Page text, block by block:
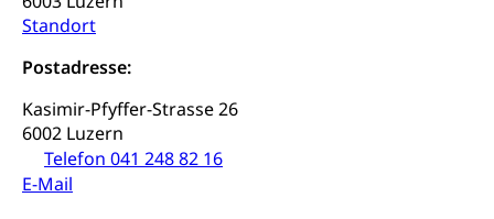
Standort
Postadresse:
Kasimir-Pfyffer-Strasse 26
6002 Luzern
Telefon 041 248 82 16
E-Mail
Konsumentenschutz
Konsumentenrechte, Produktsicherheit,
Preisüberwachung, Preisüberwacher,
regionale Erschöpfung, nationale Erschöpfung,
internationale Erschöpfung, Preisabsprache, Kartell,
Cassis-deDijon-Prinzip
Krankenversicherung